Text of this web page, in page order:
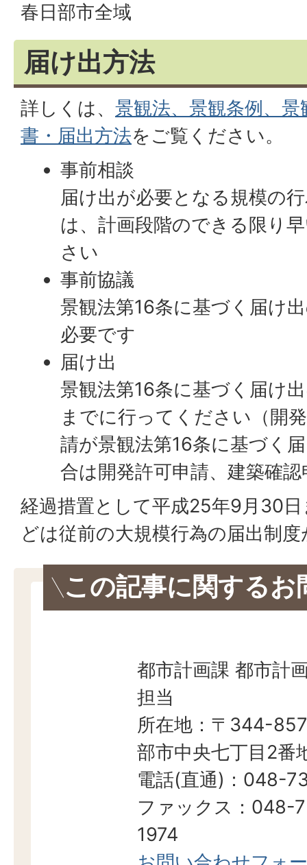
春日部市全域
届け出方法
詳しくは、 景観法、景観条例、
書・届出方法をご覧ください。
事前相談
届け出が必要となる規模の
は、計画段階のできる限り
さい
事前協議
景観法第16条に基づく届け
必要です
届け出
景観法第16条に基づく届け
までに行ってください（開
請が景観法第16条に基づく
合は開発許可申請、建築確
経過措置として平成25年9月30
どは従前の大規模行為の届出制
この記事に関するお
都市計画課 都市計
担当
所在地：〒344-
部市中央七丁目2番
電話(直通)：048-
ファックス：048-
1974